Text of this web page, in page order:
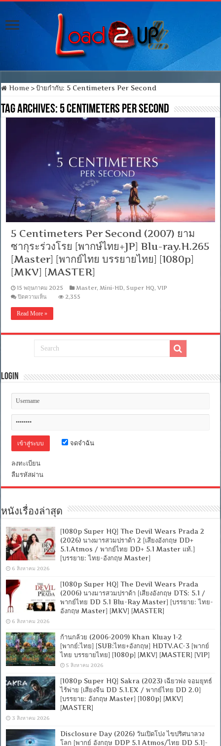
Home > ป้ายกำกับ: 5 Centimeters Per Second
Tag Archives: 5 Centimeters Per Second
5 Centimeters Per Second (2007) ยาม
ซากุระร่วงโรย [พากษ์ไทย+JP] Blu-ray.H.265
[Master] [พากย์ไทย บรรยายไทย] [1080p]
[MKV] [MASTER]
15 พฤษภาคม 2025 Master, Mini-HD,Super HQ,VIP
ปิดความเห็น
Per
(2007)
ซากุระ
[พาก
ไทย+JP]
[Master]
บรรยาย
ไทย]
2,355
Read More »
Login
จดจำฉัน
ลงทะเบียน
ลืมรหัสผ่าน
หนังเรื่องล่าสุด
[1080p Super HQ] The Devil Wears Prada 2
(2026) นางมารสวมปราด้า 2 [เสียงอังกฤษ DD+
5.1.Atmos / พากย์ไทย DD+ 5.1 Master แท้.]
[บรรยาย: ไทย-อังกฤษ Master]
6 สิงหาคม 2026
[1080p Super HQ] The Devil Wears Prada
(2006) นางมารสวมปราด้า [เสียงอังกฤษ DTS: 5.1 /
พากย์ไทย DD 5.1 Blu-Ray Master] [บรรยาย: ไทย-
อังกฤษ Master] [MKV] [MASTER]
6 สิงหาคม 2026
ก้านกล้วย (2006-2009) Khan Kluay 1-2
[พากย์:ไทย] [SUB:ไทย+อังกฤษ] HDTV.AC-3 [พากย์
ไทย บรรยายไทย] [1080p] [MKV] [MASTER] [VIP]
5 สิงหาคม 2026
[1080p Super HQ] Sakra (2023) เฉียวฟง จอมยุทธ์
ไร้พ่าย [เสียงจีน DD 5.1.EX / พากย์ไทย DD 2.0]
[บรรยาย: อังกฤษ Master] [1080p] [MKV]
[MASTER]
3 สิงหาคม 2026
Disclosure Day (2026) วันเปิดโปง ไขปริศนาลวง
โลก [พากย์ อังกฤษ DDP 5.1 Atmos/ไทย DD 5.1]-